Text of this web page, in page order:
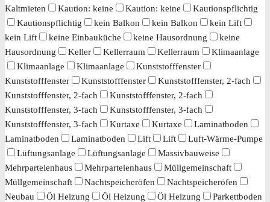
Kaltmieten
Kaution: keine Kaution: keine
Kautionspflichtig
Kautionspflichtig
kein Balkon kein Balkon
kein Lift
kein Lift
keine Einbauküche keine Hausordnung
keine
Hausordnung
Keller Kellerraum Kellerraum
Klimaanlage
Klimaanlage
Klimaanlage
Kunststofffenster
Kunststofffenster
Kunststofffenster
Kunststofffenster, 2-fach
Kunststofffenster, 2-fach
Kunststofffenster, 2-fach
Kunststofffenster, 3-fach
Kunststofffenster, 3-fach
Kunststofffenster, 3-fach
Kurtaxe Kurtaxe
Laminatboden
Laminatboden
Laminatboden Lift Lift
Luft-Wärme-Pumpe
Lüftungsanlage
Lüftungsanlage
Massivbauweise
Mehrparteienhaus
Mehrparteienhaus
Müllgemeinschaft
Müllgemeinschaft
Nachtspeicheröfen
Nachtspeicheröfen
Neubau
Öl Heizung Öl Heizung Öl Heizung
Parkettboden